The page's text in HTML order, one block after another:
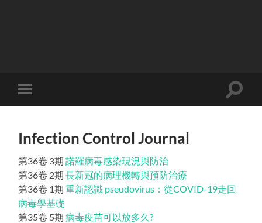
Toggle
mobile
Toggle
Infection Control Journal
第36卷 3期諾羅病毒感染現況與防治
第36卷 2期長新冠的病理機轉與預防治療
第36卷 1期重新認識 pseudovirus：從COVID-19走回
病毒學基礎
第35卷 5期病毒疫苗可以放多久?